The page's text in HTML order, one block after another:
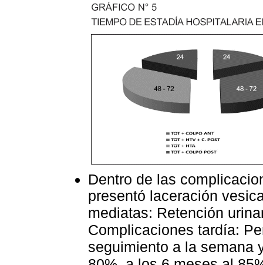
Dentro de las
presentó laceración
mediatas: Retención
Complicaciones tardía:
seguimiento a la semana